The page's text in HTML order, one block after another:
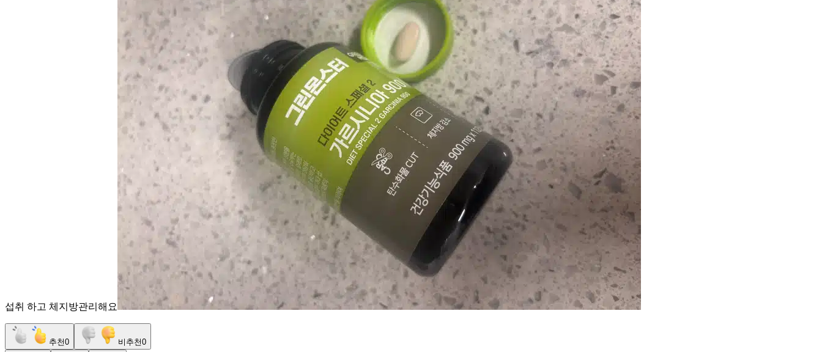
섭취 하고 체지방관리해요
추천0 비추천0